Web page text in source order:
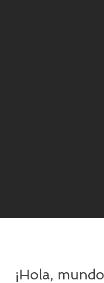
¡Hola,